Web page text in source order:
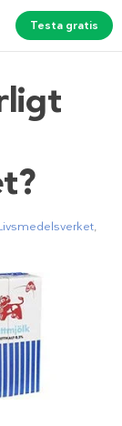
Testa gratis
,